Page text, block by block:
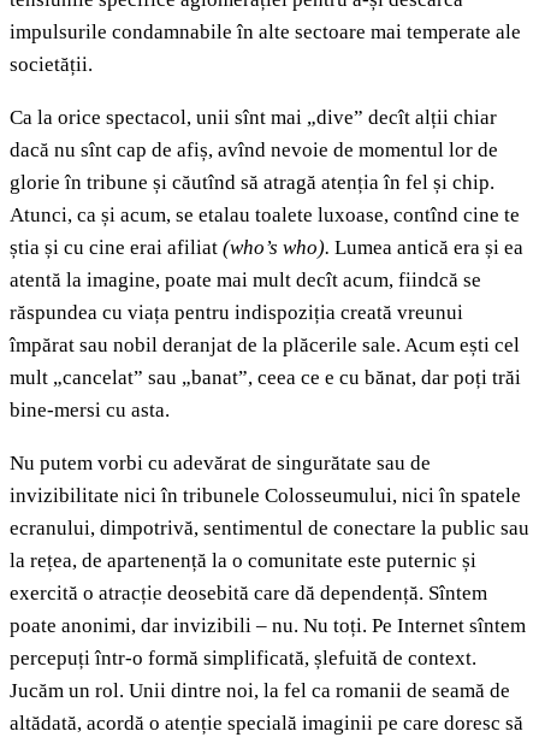
impulsurile condamnabile în alte sectoare mai temperate ale
societății.
Ca la orice spectacol, unii sînt mai „dive” decît alții chiar
dacă nu sînt cap de afiș, avînd nevoie de momentul lor de
glorie în tribune și căutînd să atragă atenția în fel și chip.
Atunci, ca și acum, se etalau toalete luxoase, contînd cine te
știa și cu cine erai afiliat (who’s who). Lumea antică era și ea
atentă la imagine, poate mai mult decît acum, fiindcă se
răspundea cu viața pentru indispoziția creată vreunui
împărat sau nobil deranjat de la plăcerile sale. Acum ești cel
mult „cancelat” sau „banat”, ceea ce e cu bănat, dar poți trăi
bine-mersi cu asta.
Nu putem vorbi cu adevărat de singurătate sau de
invizibilitate nici în tribunele Colosseumului, nici în spatele
ecranului, dimpotrivă, sentimentul de conectare la public sau
la rețea, de apartenență la o comunitate este puternic și
exercită o atracție deosebită care dă dependență. Sîntem
poate anonimi, dar invizibili – nu. Nu toți. Pe Internet sîntem
percepuți într-o formă simplificată, șlefuită de context.
Jucăm un rol. Unii dintre noi, la fel ca romanii de seamă de
altădată, acordă o atenție specială imaginii pe care doresc să